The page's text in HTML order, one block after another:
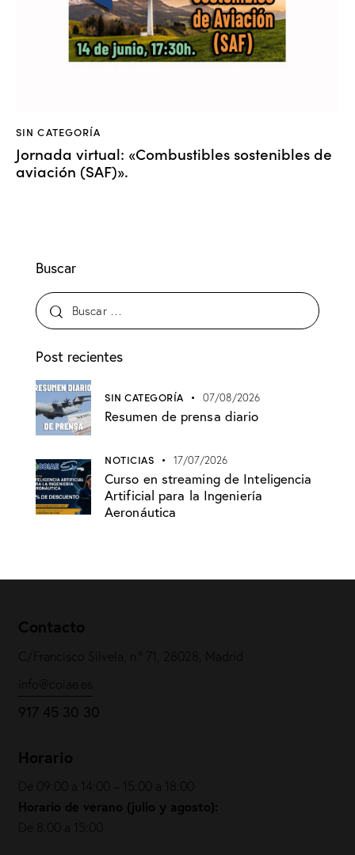
SIN CATEGORÍA
Jornada virtual: «Combustibles sostenibles de
aviación (SAF)».
Buscar
Post recientes
SIN CATEGORÍA 07/08/2026
Resumen de prensa diario
NOTICIAS 17/07/2026
Curso en streaming de Inteligencia
Artificial para la Ingeniería
Aeronáutica
Contacto
C/Francisco Silvela, n.º 71, 28028, Madrid
917 45 30 30
Horario
De 09:00 a 14:00 – 15:00 a 18:00
Horario de verano (julio y agosto):
De 8:00 a 15:00